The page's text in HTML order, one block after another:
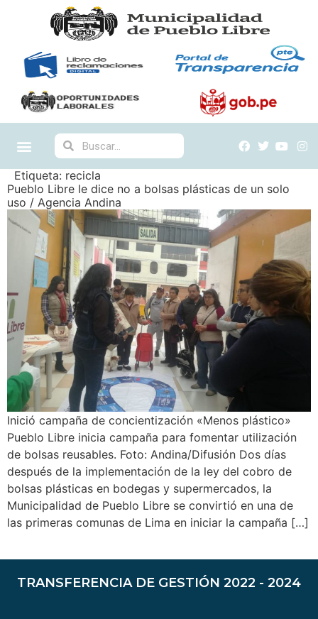
Etiqueta: recicla
Pueblo Libre le dice no a bolsas plásticas de un solo
uso / Agencia Andina
Inició campaña de concientización «Menos plástico»
Pueblo Libre inicia campaña para fomentar utilización
de bolsas reusables. Foto: Andina/Difusión Dos días
después de la implementación de la ley del cobro de
bolsas plásticas en bodegas y supermercados, la
Municipalidad de Pueblo Libre se convirtió en una de
las primeras comunas de Lima en iniciar la campaña […]
TRANSFERENCIA DE GESTIÓN 2022 - 2024